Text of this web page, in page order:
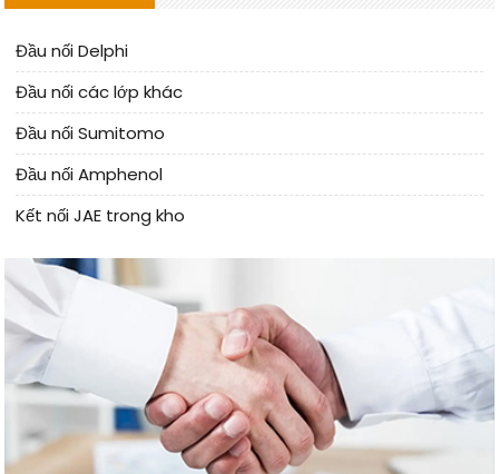
Đầu nối Delphi
Đầu nối các lớp khác
Đầu nối Sumitomo
Đầu nối Amphenol
Kết nối JAE trong kho